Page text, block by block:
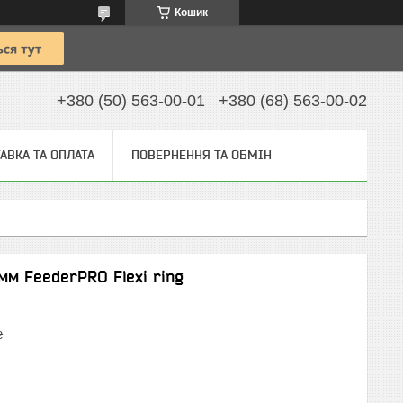
Кошик
+380 (50) 563-00-01 +380 (68) 563-00-02
ТА ОПЛАТА ПОВЕРНЕННЯ ТА ОБМІН
FeederPRO Flexi ring